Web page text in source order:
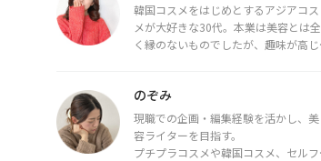
韓国コスメをはじめとするアジアコス
メが大好きな30代。本業は美容とは全
く縁のないものでしたが、趣味が高じ
ライターとして活動中。
都内で16タイプパーソナルカラー診
断・顔タイプ診断・骨格診断によるイ
メージコンサルティングも行っていま
のぞみ
現職での企画・編集経験を活かし、美
容ライターを目指す。
プチプラコスメや韓国コスメ、セルフ